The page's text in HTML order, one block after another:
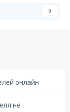
0
онлайн
не